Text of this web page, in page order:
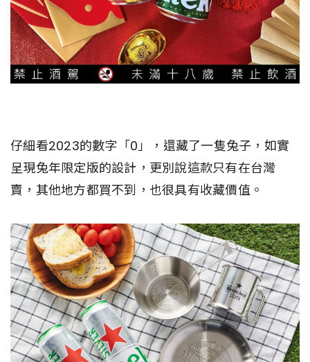
仔細看2023的數字「0」，還藏了一隻兔子，如實
呈現兔年限定版的設計，更別說這款只有在台灣
賣，其他地方都買不到，也很具有收藏價值。